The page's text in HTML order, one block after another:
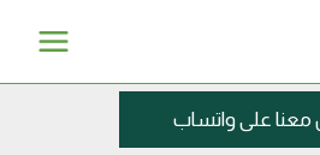
معنا على واتساب